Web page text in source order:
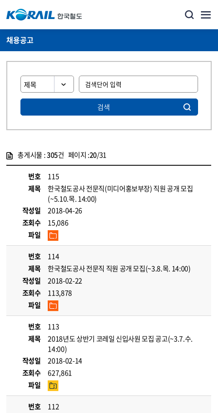
채용공고
검색
총게시물 :305건 페이지 :20/31
번호
115
제목
한국철도공사 전문직(미디어홍보부장) 직원 공개 모집
(~5.10.목. 14:00)
작성일
2018-04-26
조회수
15,086
파일
번호
114
제목
한국철도공사 전문직 직원 공개 모집(~3.8.목. 14:00)
작성일
2018-02-22
조회수
113,878
파일
번호
113
제목
2018년도 상반기 코레일 신입사원 모집 공고(~3.7.수.
14:00)
작성일
2018-02-14
조회수
627,861
파일
번호
112